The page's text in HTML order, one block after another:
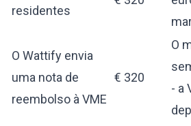
residentes
O Wattify envia
uma nota de
reembolso à VME
€ 320
O
- a